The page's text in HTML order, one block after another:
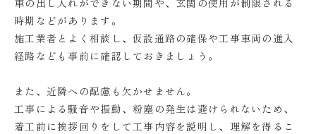
時期などがあります。
施工業者とよく相談し、仮設通路の確保や工事車両の進入
経路なども事前に確認しておきましょう。
また、近隣への配慮も欠かせません。
工事による騒音や振動、粉塵の発生は避けられないため、
着工前に挨拶回りをして工事内容を説明し、理解を得るこ